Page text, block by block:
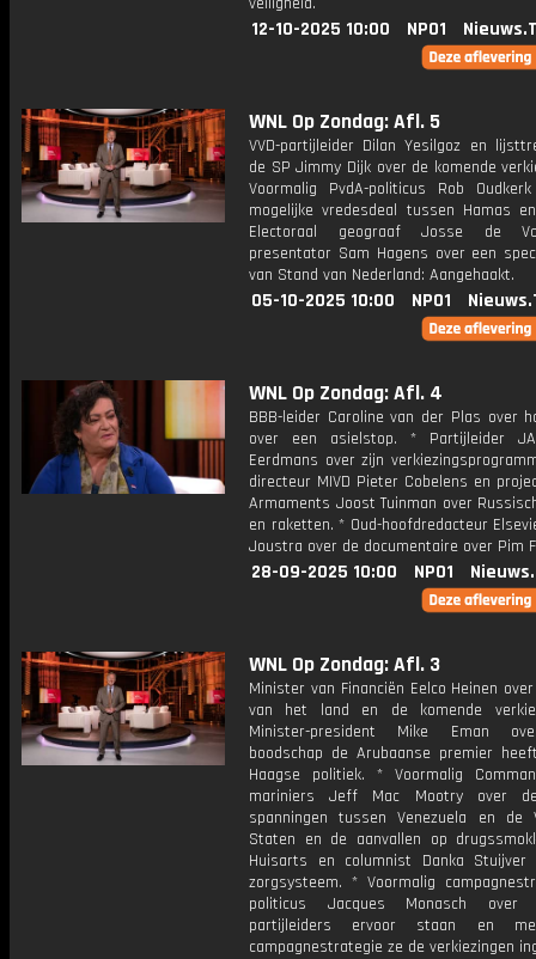
12-10-2025 10:00 NPO1
WNL Op Zondag: Afl. 5
VVD-partijleider Dilan Yesilgoz en
de SP Jimmy Dijk over de komende
Voormalig PvdA-politicus Rob
mogelijke vredesdeal tussen Hamas
Electoraal geograaf Josse de
presentator Sam Hagens over een
van Stand van Nederland: Aangehaakt.
05-10-2025 10:00 NPO1
WNL Op Zondag: Afl. 4
BBB-leider Caroline van der Plas over
over een asielstop. * Partijleider
Eerdmans over zijn
directeur MIVD Pieter Cobelens en
Armaments Joost Tuinman over
en raketten. * Oud-hoofdredacteur
Joustra over de documentaire over Pim
28-09-2025 10:00 NPO1
WNL Op Zondag: Afl. 3
Minister van Financiën Eelco Heinen
van het land en de komende
Minister-president Mike Eman
boodschap de Arubaanse premier
Haagse politiek. * Voormalig
mariniers Jeff Mac Mootry over
spanningen tussen Venezuela en de
Staten en de aanvallen op
Huisarts en columnist Danka Stuijver
zorgsysteem. * Voormalig
politicus Jacques Monasch
partijleiders ervoor staan en
campagnestrategie ze de verkiezingen